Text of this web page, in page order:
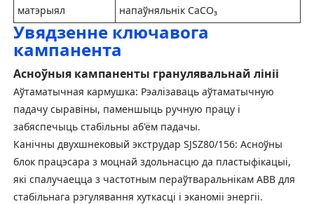
матэрыял
напаўняльнік CaCO₃
Увядзенне ключавога
кампанента
Асноўныя кампаненты гранулявальнай лініі
Аўтаматычная кармушка: Рэалізаваць аўтаматычную
падачу сыравіны, паменшыць ручную працу і
забяспечыць стабільны аб'ём падачы.
Канічны двухшнековый экструдар SJSZ80/156: Асноўны
блок працэсара з моцнай здольнасцю да пластыфікацыі,
які спалучаецца з частотным пераўтваральнікам ABB для
стабільнага рэгулявання хуткасці і эканоміі энергіі.